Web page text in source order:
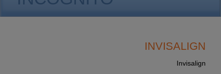
INVISALIGN
Invisalign